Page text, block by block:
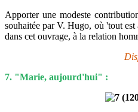
Apporter une modeste
souhaitée par V. Hugo, où 'tout
dans cet ouvrage, à la relation
7. "Marie, aujourd'hui" :